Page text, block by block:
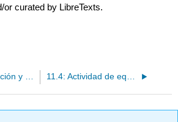
or curated by LibreTexts.
11.2: Presentación y Lectura Requerida 11.4: Actividad de equipo